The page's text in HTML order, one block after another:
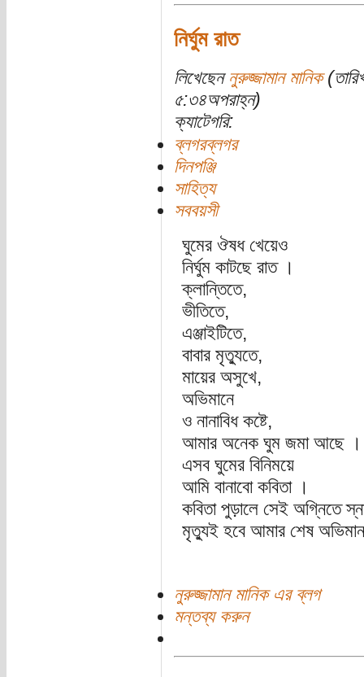
নির্ঘুম রাত
লিখেছেন নুরুজ্জামান মানিক
৫:৩৪অপরাহ্ন)
ক্যাটেগরি:
ব্লগরব্লগর
দিনপঞ্জি
সাহিত্য
সববয়সী
ঘুমের ঔষধ খেয়েও
নির্ঘুম কাটছে রাত ।
ক্লান্তিতে,
ভীতিতে,
এঞ্জাইটিতে,
বাবার মৃত্যুতে,
মায়ের অসুখে,
অভিমানে
ও নানাবিধ কষ্টে,
আমার অনেক ঘুম জমা আছে ।
এসব ঘুমের বিনিময়ে
আমি বানাবো কবিতা ।
কবিতা পুড়ালে সেই অগ্নিতে
মৃত্যুই হবে আমার শেষ
নুরুজ্জামান মানিক এর ব্লগ
মন্তব্য করুন